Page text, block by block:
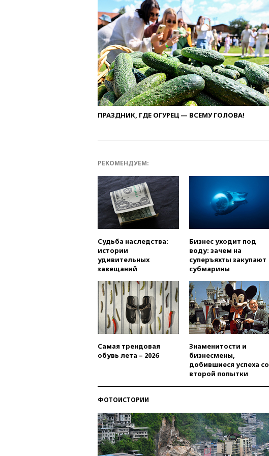
ПРАЗДНИК, ГДЕ ОГУРЕЦ — ВСЕМУ ГОЛОВА!
РЕКОМЕНДУЕМ:
Судьба наследства:
истории
удивительных
завещаний
Бизнес уходит под
воду: зачем на
суперъяхты закупают
субмарины
Самая трендовая
обувь лета – 2026
Знаменитости и
бизнесмены,
добившиеся успеха со
второй попытки
ФОТОИСТОРИИ